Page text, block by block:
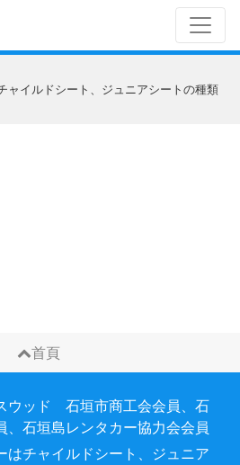
ャイルドシート、ジュニアシートの種類
首頁
ウッド 石垣市商工会会員、石
、石垣島レンタカー協力会会員
はチャイルドシート、ジュニア